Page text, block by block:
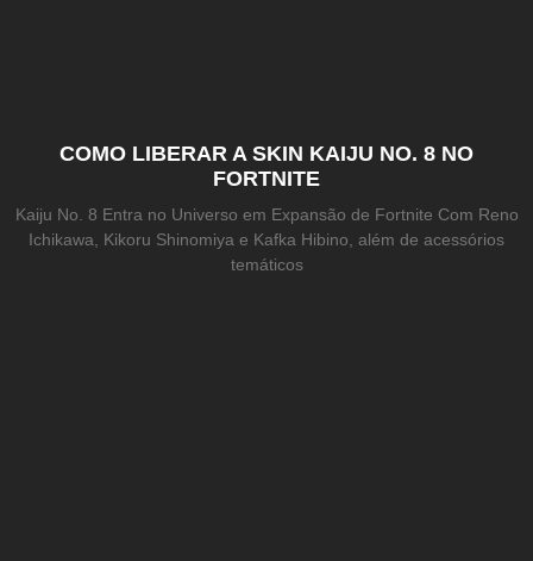
COMO LIBERAR A SKIN KAIJU NO. 8 NO
FORTNITE
Kaiju No. 8 Entra no Universo em Expansão de Fortnite Com Reno
Ichikawa, Kikoru Shinomiya e Kafka Hibino, além de acessórios
temáticos